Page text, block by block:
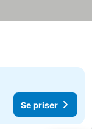
Se priser